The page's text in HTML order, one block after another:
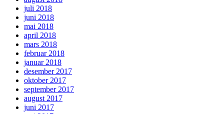
juli 2018
juni 2018
mai 2018
april 2018
mars 2018
februar 2018
januar 2018
desember 2017
oktober 2017
september 2017
august 2017
juni 2017